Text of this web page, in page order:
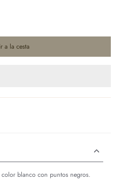
a la cesta
blanco con puntos negros.